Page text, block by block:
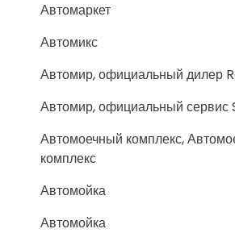
Автомаркет
Автомикс
Автомир, официальный дилер
Автомир, официальный сервис
Автомоечный комплекс,
комплекс
Автомойка
Автомойка